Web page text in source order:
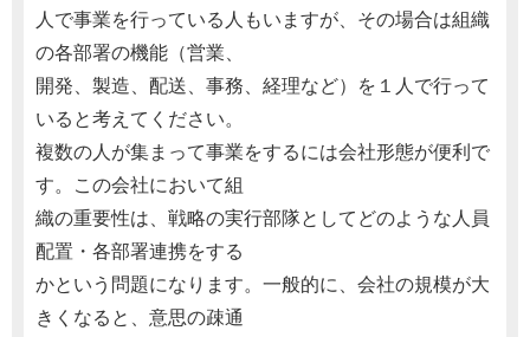
人で事業を行っている人もいますが、その場合は組織
の各部署の機能（営業、
開発、製造、配送、事務、経理など）を１人で行って
いると考えてください。
複数の人が集まって事業をするには会社形態が便利で
す。この会社において組
織の重要性は、戦略の実行部隊としてどのような人員
配置・各部署連携をする
かという問題になります。一般的に、会社の規模が大
きくなると、意思の疎通